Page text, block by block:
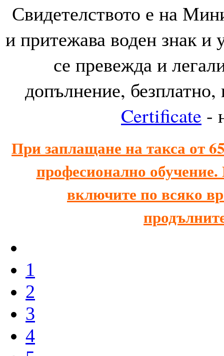
Свидетелството е на
и притежава воден знак
се превежда и
допълнение,
Certificate -
При заплащане на такса от
професионално
включите по всяко
1
2
3
4